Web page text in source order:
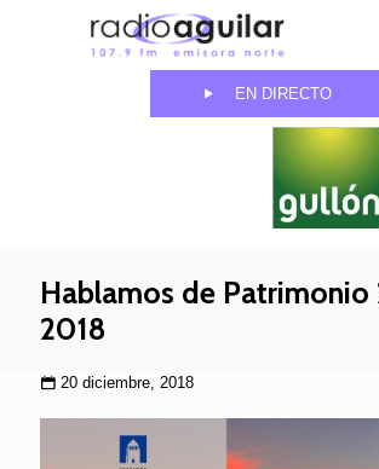
EN DIRECTO
Hablamos de Patrimonio
2018
20 diciembre, 2018